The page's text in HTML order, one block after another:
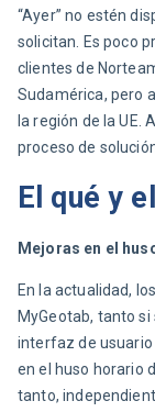
“Ayer” no estén
solicitan. Es poco
clientes de
Sudamérica, pero
la región de la UE.
proceso de
El qué y
Mejoras en el
En la actualidad,
MyGeotab, tanto
interfaz de usuario
en el huso horario
tanto,